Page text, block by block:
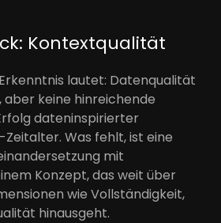
Kontextqualität
lautet: Datenqualität
aber keine hinreichende
dateninspirierter
Was fehlt, ist eine
mit
Konzept, das weit über
wie Vollständigkeit,
hinausgeht.